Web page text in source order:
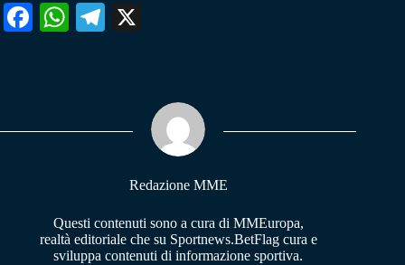
Fa W
pp
Te
m
Redazione MME
Questi contenuti sono a cura di MMEuropa,
realtà editoriale che su Sportnews.BetFlag cura e
sviluppa contenuti di informazione sportiva.